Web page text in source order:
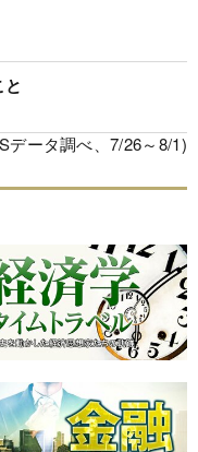
データ調べ、7/26～8/1)